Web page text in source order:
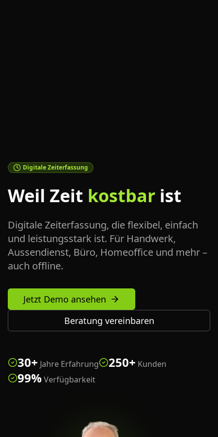
Digitale Zeiterfassung
Weil Zeit kostbar ist
Digitale Zeiterfassung, die flexibel, einfach
und leistungsstark ist. Für Handwerk,
Aussendienst, Büro, Homeoffice und mehr –
auch offline.
Jetzt Demo ansehen
Beratung vereinbaren
30+ Jahre Erfahrung 250+ Kunden
99% Verfügbarkeit